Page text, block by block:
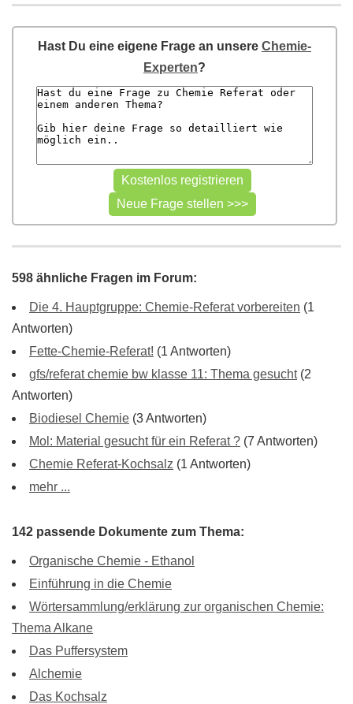
Hast Du eine eigene Frage an unsere Chemie-
Experten?
598 ähnliche Fragen im Forum:
Die 4. Hauptgruppe: Chemie-Referat vorbereiten (1
Antworten)
Fette-Chemie-Referat! (1 Antworten)
gfs/referat chemie bw klasse 11: Thema gesucht(2
Antworten)
Biodiesel Chemie (3 Antworten)
Mol: Material gesucht für ein Referat ? (7 Antworten)
Chemie Referat-Kochsalz (1 Antworten)
mehr ...
142 passende Dokumente zum Thema:
Organische Chemie - Ethanol
Einführung in die Chemie
Wörtersammlung/erklärung zur organischen Chemie:
Thema Alkane
Das Puffersystem
Alchemie
Das Kochsalz